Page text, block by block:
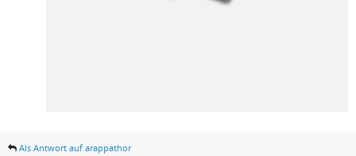
Als Antwort auf arappathor